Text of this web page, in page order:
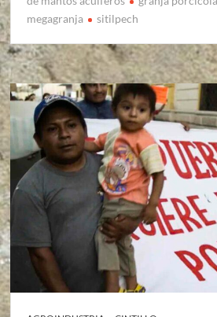
megagranja
sitilpech